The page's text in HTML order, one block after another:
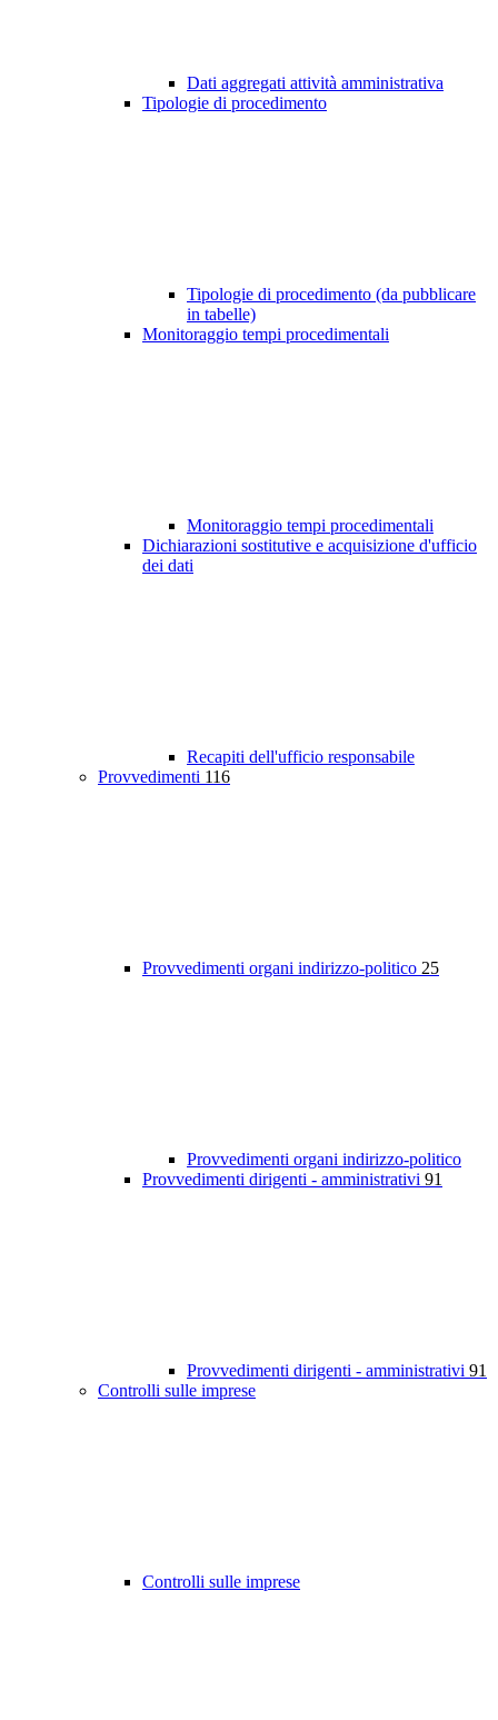
Dati aggregati attività amministrativa
Tipologie di procedimento
Tipologie di procedimento (da pubblicare
in tabelle)
Monitoraggio tempi procedimentali
Monitoraggio tempi procedimentali
Dichiarazioni sostitutive e acquisizione d'ufficio
dei dati
Recapiti dell'ufficio responsabile
Provvedimenti 116
Provvedimenti organi indirizzo-politico 25
Provvedimenti organi indirizzo-politico
Provvedimenti dirigenti - amministrativi 91
Provvedimenti dirigenti - amministrativi 91
Controlli sulle imprese
Controlli sulle imprese